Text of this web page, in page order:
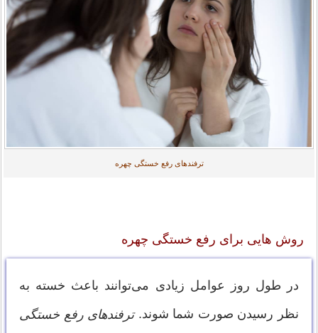
ترفندهای رفع خستگی چهره
روش هایی برای رفع خستگی چهره
در طول روز عوامل زیادی می‌توانند باعث خسته به
نظر رسیدن صورت شما شوند.ترفندهای رفع خستگی